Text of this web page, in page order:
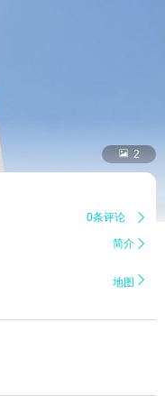
 2
0条评论 
简介 
地图 